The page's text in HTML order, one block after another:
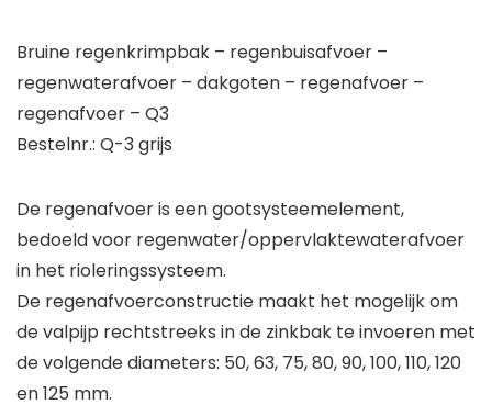
Bruine regenkrimpbak – regenbuisafvoer –
regenwaterafvoer – dakgoten – regenafvoer –
regenafvoer – Q3
Bestelnr.: Q-3 grijs
De regenafvoer is een gootsysteemelement,
bedoeld voor regenwater/oppervlaktewaterafvoer
in het rioleringssysteem.
De regenafvoerconstructie maakt het mogelijk om
de valpijp rechtstreeks in de zinkbak te invoeren met
de volgende diameters: 50, 63, 75, 80, 90, 100, 110, 120
en 125 mm.